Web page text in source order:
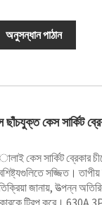
অনুসন্ধান পাঠান
কেস সার্কিট
কেস সার্কিট ব্রেকার
সজ্জিত।
জানায়, উত্পন্ন
ট্রিপ করে। 630A